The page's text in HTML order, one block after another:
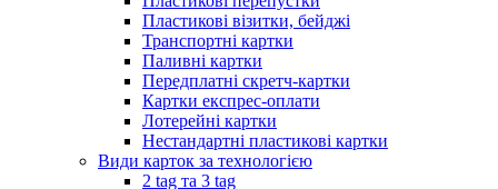
Пластикові візитки, бейджі
Транспортні картки
Паливні картки
Передплатні скретч-картки
Картки експрес-оплати
Лотерейні картки
Нестандартні пластикові картки
Види карток за технологією
2 tag та 3 tag